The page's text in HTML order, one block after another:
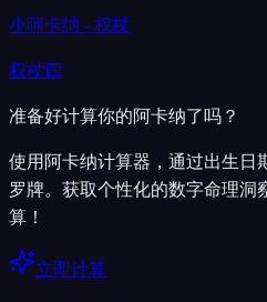
小阿卡纳 - 权杖
权杖四
准备好计算你的阿卡纳了吗？
使用阿卡纳计算器，通过出生日
罗牌。获取个性化的数字命理洞
算！
立即计算